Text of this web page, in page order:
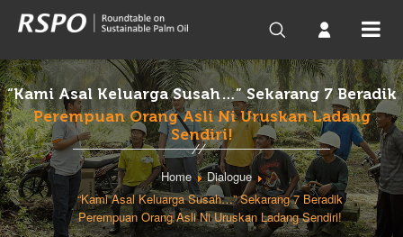
“Kami Asal Keluarga Susah…” Sekarang 7 Beradik
Perempuan Orang Asli Ni Uruskan Ladang
Sendiri!
Home
Dialogue
“Kami Asal Keluarga Susah…” Sekarang 7 Beradik
Perempuan Orang Asli Ni Uruskan Ladang Sendiri!